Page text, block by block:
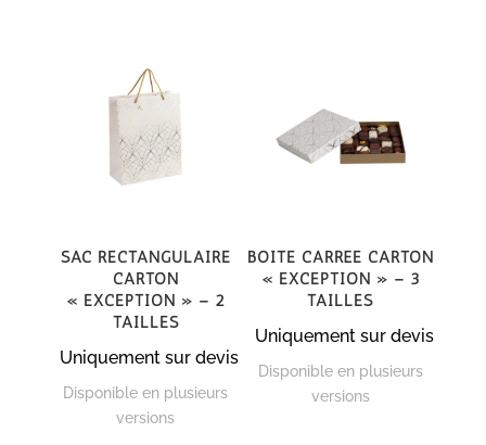
Sac rectangulaire
carton
« Exception » – 2
tailles
Uniquement sur devis
Disponible en plusieurs
versions
Boite carrée carton
« Exception » – 3
tailles
Uniquement sur devis
Disponible en plusieurs
versions